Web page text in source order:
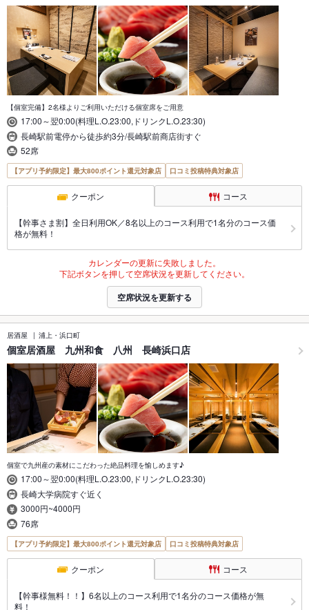
【個室完備】2名様よりご利用いただける個室席をご用意
17:00～翌0:00(料理L.O.23:00,ドリンクL.O.23:30)
長崎駅前電停から徒歩約3分/長崎駅前商店街すぐ
52席
【アプリ予約限定】最大800ポイント還元対象店 口コミ投稿特典対象店
クーポン コース
【幹事さま割】全日利用OK／8名以上のコース利用で1名分のコース価
格が無料！
カレンダーの更新に失敗しました。
下記ボタンを押して空席状況を更新してください。
空席状況を更新する
居酒屋 浦上・浜口町
個室居酒屋 九州和食 八州 長崎浜口店
個室で九州産の素材にこだわった絶品料理を愉しめます♪
17:00～翌0:00(料理L.O.23:00,ドリンクL.O.23:30)
長崎大学病院すぐ近く
3000円~4000円
76席
【アプリ予約限定】最大800ポイント還元対象店 口コミ投稿特典対象店
クーポン コース
【幹事様無料！！】6名以上のコース利用で1名分のコース価格が無
料！